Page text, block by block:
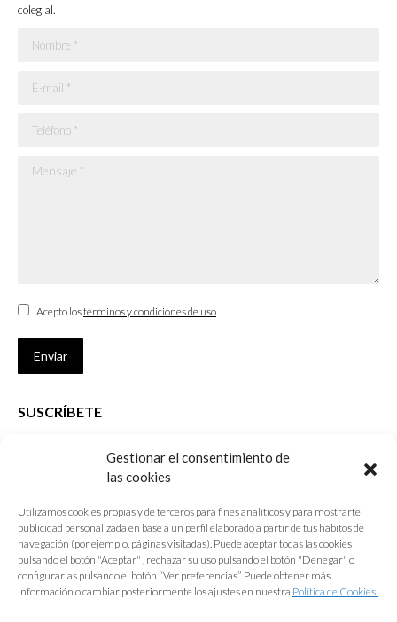
Gestionar el consentimiento de
las cookies
Utilizamos cookies propias y de terceros para fines analíticos y para mostrarte
publicidad personalizada en base a un perfil elaborado a partir de tus hábitos de
navegación (por ejemplo, páginas visitadas). Puede aceptar todas las cookies
pulsando el botón "Aceptar" , rechazar su uso pulsando el botón "Denegar" o
configurarlas pulsando el botón “Ver preferencias”. Puede obtener más
información o cambiar posteriormente los ajustes en nuestra Política de Cookies.
colegial.
Nombre *
E-mail *
Teléfono *
Mensaje *
Acepto lostérminos y condiciones de uso
Enviar
SUSCRÍBETE
que desarrolla el Colegio de Arquitectos de Cádiz
E-mail *
Acepto lostérminos y condiciones de uso